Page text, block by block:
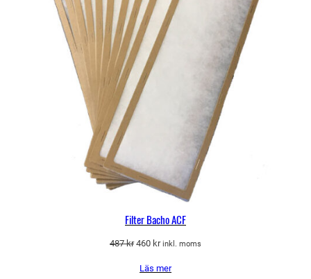
Filter Bacho ACF
487kr Det
priset
460 krDet
priset
inkl. moms
Läs mer